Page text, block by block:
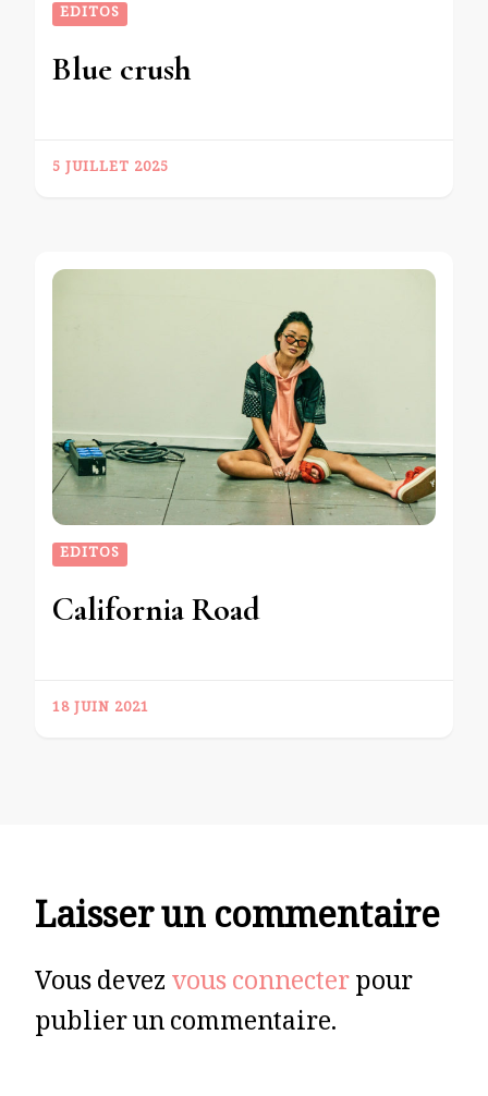
EDITOS
Blue crush
5 JUILLET 2025
EDITOS
California Road
18 JUIN 2021
Laisser un commentaire
Vous devezvous connecterpour
publier un commentaire.